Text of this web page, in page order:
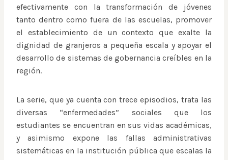
efectivamente con la transformación de jóvenes
tanto dentro como fuera de las escuelas, promover
el establecimiento de un contexto que exalte la
dignidad de granjeros a pequeña escala y apoyar el
desarrollo de sistemas de gobernancia creíbles en la
región.
La serie, que ya cuenta con trece episodios, trata las
diversas “enfermedades” sociales que los
estudiantes se encuentran en sus vidas académicas,
y asimismo expone las fallas administrativas
sistemáticas en la institución pública que escalas la